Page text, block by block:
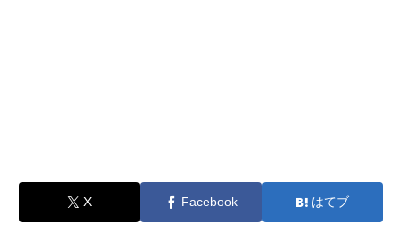
X Facebook はてブ